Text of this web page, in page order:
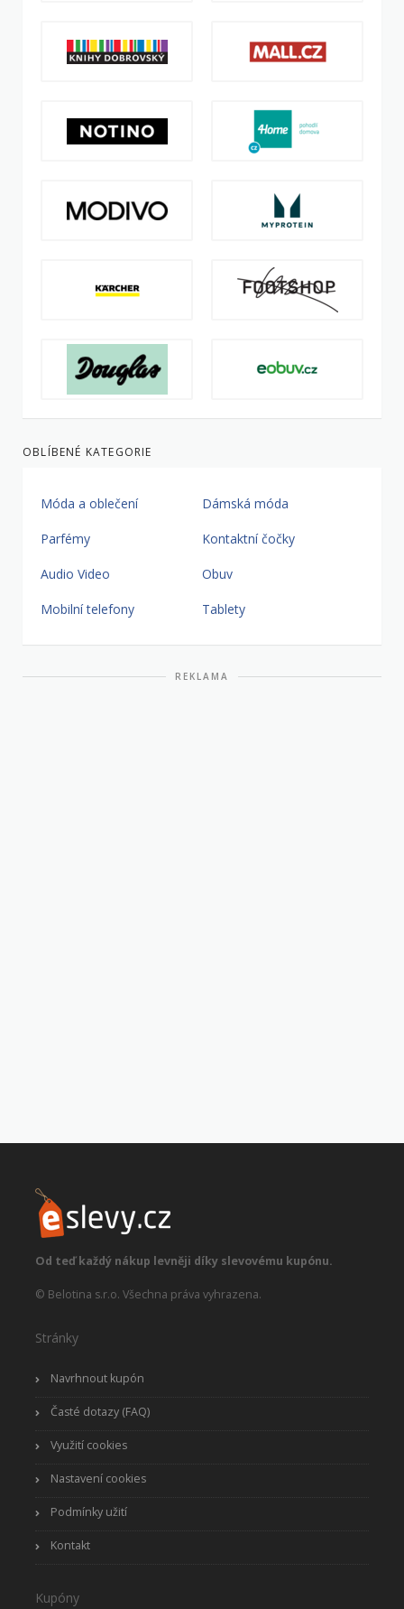
OBLÍBENÉ KATEGORIE
Móda a oblečení Dámská móda
Parfémy Kontaktní čočky
Audio Video Obuv
Mobilní telefony Tablety
REKLAMA
Od teď každý nákup levněji díky slevovému kupónu.
© Belotina s.r.o. Všechna práva vyhrazena.
Stránky
Navrhnout kupón
Časté dotazy (FAQ)
Využití cookies
Nastavení cookies
Podmínky užití
Kontakt
Kupóny